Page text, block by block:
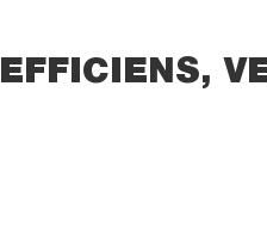
EFFICIENS,